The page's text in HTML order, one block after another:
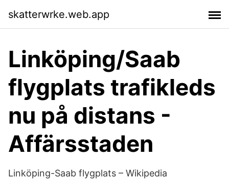
skatterwrke.web.app
Linköping/Saab
flygplats trafikleds
nu på distans -
Affärsstaden
Linköping-Saab flygplats – Wikipedia